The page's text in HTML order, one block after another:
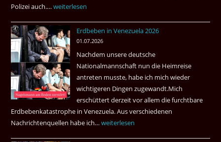
Polizei auch.…Ab
Juli
2026
Thai
Airways
nonstop
nach
Amsterdam.
weiterlesen
Erdbeben in Venezuela 2026
01.07.2026
Nachdem unsere deutsche
Nationalmannschaft nun die Heimreise
antreten musste, habe ich mich wieder
wichtigeren Dingen zugewandt.Mich
erschüttert derzeit vor allem die furchtbare
Erdbebenkatastrophe in Venezuela. Aus verschiedenen
Nachrichtenquellen habe ich…Erdbeben
weiterlesen